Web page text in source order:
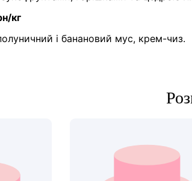
кг
і банановий мус, крем-чиз.